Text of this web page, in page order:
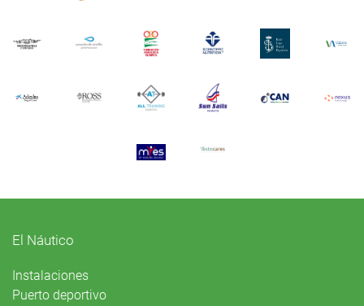
El Náutico
Instalaciones
Puerto deportivo